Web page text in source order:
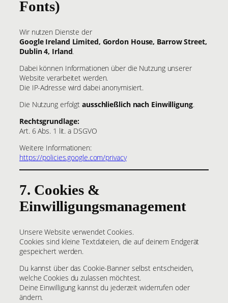
Fonts)
Wir nutzen Dienste der
Google Ireland Limited, Gordon House, Barrow Street,
Dublin 4, Irland.
Dabei können Informationen über die Nutzung unserer
Website verarbeitet werden.
Die IP-Adresse wird dabei anonymisiert.
Die Nutzung erfolgt ausschließlich nach Einwilligung.
Rechtsgrundlage:
Art. 6 Abs. 1 lit. a DSGVO
Weitere Informationen:
https://policies.google.com/privacy
7. Cookies &
Einwilligungsmanagement
Unsere Website verwendet Cookies.
Cookies sind kleine Textdateien, die auf deinem Endgerät
gespeichert werden.
Du kannst über das Cookie-Banner selbst entscheiden,
welche Cookies du zulassen möchtest.
Deine Einwilligung kannst du jederzeit widerrufen oder
ändern.